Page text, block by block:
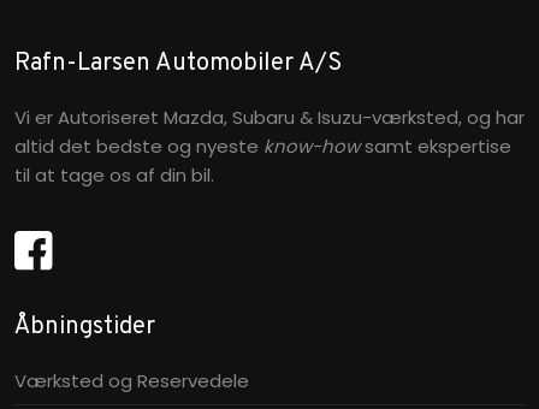
Rafn-Larsen Automobiler A/S
Vi er Autoriseret Mazda, Subaru & Isuzu-værksted, og har
altid det bedste og nyeste know-howsamt ekspertise
til at tage os af din bil.
Åbningstider​
Værksted og Reservedele